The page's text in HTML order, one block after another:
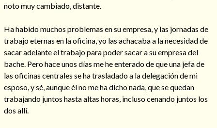
noto muy cambiado, distante.
Ha habido muchos problemas en su empresa, y las jornadas de
trabajo eternas en la oficina, yo las achacaba a la necesidad de
sacar adelante el trabajo para poder sacar a su empresa del
bache. Pero hace unos días me he enterado de que una jefa de
las oficinas centrales se ha trasladado a la delegación de mi
esposo, y sé, aunque él no me ha dicho nada, que se quedan
trabajando juntos hasta altas horas, incluso cenando juntos los
dos allí.